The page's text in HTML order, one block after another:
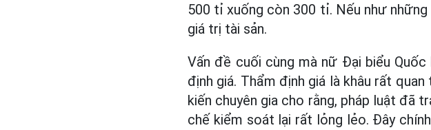
500 tỉ xuống còn 300 tỉ. Nếu như
giá trị tài sản.
Vấn đề cuối cùng mà nữ Đại biểu
định giá. Thẩm định giá là khâu rất
kiến chuyên gia cho rằng, pháp luật đã
chế kiểm soát lại rất lỏng lẻo. Đây